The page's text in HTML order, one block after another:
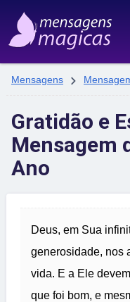
Mensagens 
Gratidão e
Mensagem
Ano
Deus, em Sua
generosidade, nos
vida. E a Ele
que foi bom, e